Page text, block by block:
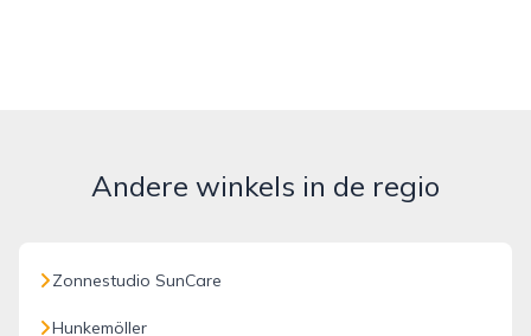
Andere winkels in de regio
Zonnestudio SunCare
Hunkemöller